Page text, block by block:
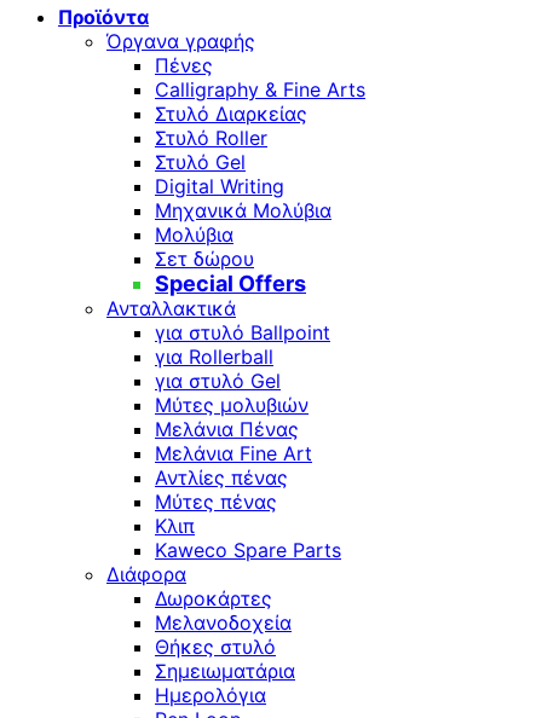
Προϊόντα
Όργανα γραφής
Πένες
Calligraphy & Fine Arts
Στυλό Διαρκείας
Στυλό Roller
Στυλό Gel
Digital Writing
Μηχανικά Μολύβια
Μολύβια
Σετ δώρου
Special Offers
Ανταλλακτικά
για στυλό Ballpoint
για Rollerball
για στυλό Gel
Μύτες μολυβιών
Μελάνια Πένας
Μελάνια Fine Art
Αντλίες πένας
Μύτες πένας
Κλιπ
Kaweco Spare Parts
Διάφορα
Δωροκάρτες
Μελανοδοχεία
Θήκες στυλό
Σημειωματάρια
Ημερολόγια